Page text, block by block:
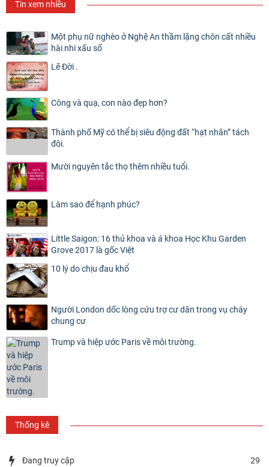
Tin xem nhiều
Một phụ nữ nghèo ở Nghệ An thầm lặng chôn cất nhiều
hài nhi xấu số
Lẽ Đời .
Công và quạ, con nào đẹp hơn?
Thành phố Mỹ có thể bị siêu động đất “hạt nhân” tách
đôi.
Mười nguyên tắc thọ thêm nhiều tuổi.
Làm sao để hạnh phúc?
Little Saigon: 16 thủ khoa và á khoa Học Khu Garden
Grove 2017 là gốc Việt
10 lý do chịu đau khổ
Người London dốc lòng cứu trợ cư dân trong vụ cháy
chung cư
Trump và hiệp ước Paris về môi trường.
Thống kê
Đang truy cập 29